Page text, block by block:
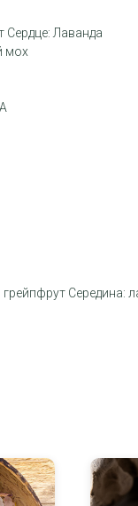
Лаванда
мох
Середина: